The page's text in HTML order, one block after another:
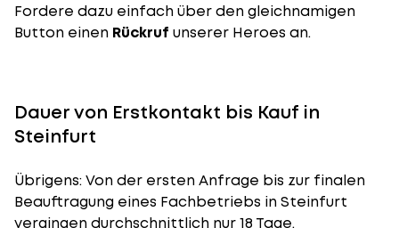
Fordere dazu einfach über den gleichnamigen
Button einen Rückruf unserer Heroes an.
Dauer von Erstkontakt bis Kauf in
Steinfurt
Übrigens: Von der ersten Anfrage bis zur finalen
Beauftragung eines Fachbetriebs in Steinfurt
vergingen durchschnittlich nur 18 Tage.